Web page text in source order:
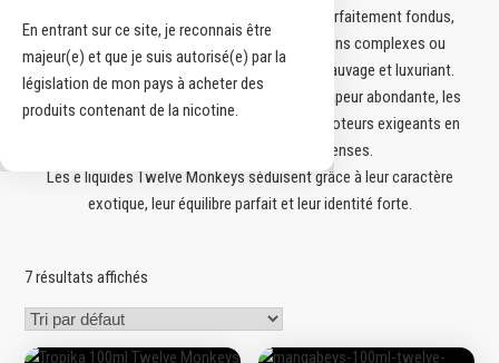
En entrant sur ce site, je reconnais être
majeur(e) et que je suis autorisé(e) par la
législation de mon pays à acheter des
produits contenant de la nicotine.
: cocktails tropicaux vibrants, fruits juteux parfaitement fondus,
recettes glacées ultra-fraîches, combinaisons complexes ou
créations gourmandes venues d’un univers sauvage et luxuriant.
Réputés pour leur qualité aromatique et leur vapeur abondante, les
liquides Twelve Monkeys s’adressent aux vapoteurs exigeants en
quête de sensations fruitées intenses.
Les e liquides Twelve Monkeys séduisent grâce à leur caractère
exotique, leur équilibre parfait et leur identité forte.
7 résultats affichés